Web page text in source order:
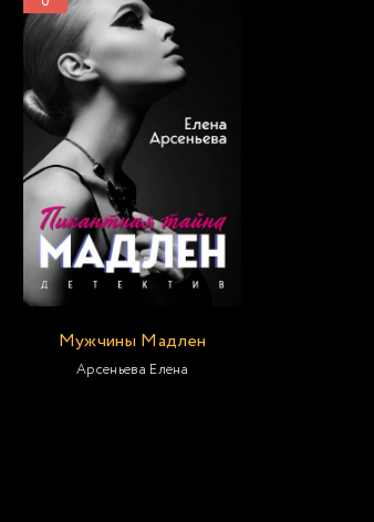
Мужчины Мадлен
Арсеньева Елена